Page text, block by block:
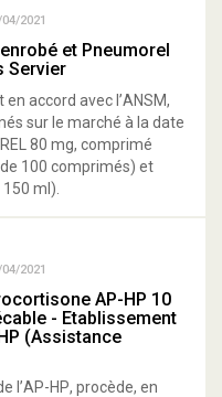
2021
et Pneumorel
Servier
accord avec l’ANSM,
sur le marché à la date
80 mg, comprimé
100 comprimés) et
ml).
2021
AP-HP 10
- Etablissement
(Assistance
l’AP-HP, procède, en